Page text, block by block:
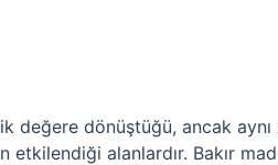
değere dönüştüğü, ancak
alanlardır. Bakır